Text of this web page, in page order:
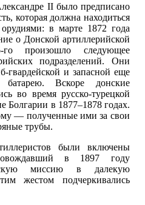
II было предписано
которая должна находиться
в марте 1872 года
о Донской артиллерийской
произошло следующее
подразделений. Они
гвардейской и запасной еще
батарею. Вскоре донские
во время русско-турецкой
Болгарии в 1877–1878 годах.
— полученные ими за свои
трубы.
были включены
в 1897 году
миссию в далекую
жестом подчеркивались